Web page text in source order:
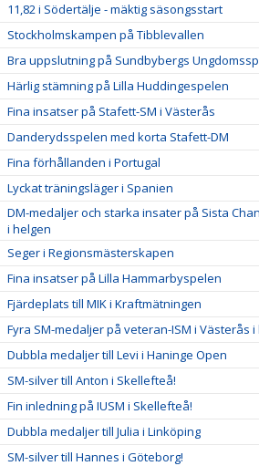
11,82 i Södertälje - mäktig säsongsstart
Stockholmskampen på Tibblevallen
Bra uppslutning på Sundbybergs
Härlig stämning på Lilla Huddingespelen
Fina insatser på Stafett-SM i Västerås
Danderydsspelen med korta Stafett-DM
Fina förhållanden i Portugal
Lyckat träningsläger i Spanien
DM-medaljer och starka insater på Sista
i helgen
Seger i Regionsmästerskapen
Fina insatser på Lilla Hammarbyspelen
Fjärdeplats till MIK i Kraftmätningen
Fyra SM-medaljer på veteran-ISM i Västerås i
Dubbla medaljer till Levi i Haninge Open
SM-silver till Anton i Skellefteå!
Fin inledning på IUSM i Skellefteå!
Dubbla medaljer till Julia i Linköping
SM-silver till Hannes i Göteborg!